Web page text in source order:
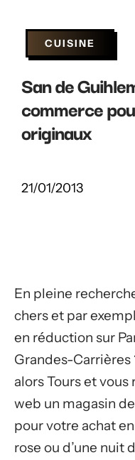
CUISINE
San de
commerce
originaux
21/01/2013
En pleine
chers et par
en réduction sur
Grandes-Carrières
alors Tours et
web un magasin
pour votre achat
rose ou d’une nuit